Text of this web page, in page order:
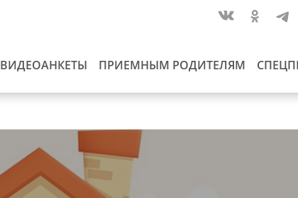
ВИДЕОАНКЕТЫ ПРИЕМНЫМ РОДИТЕЛЯМ